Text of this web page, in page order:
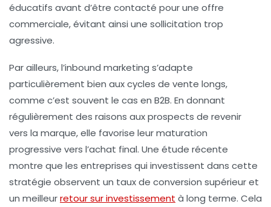
éducatifs avant d’être contacté pour une offre
commerciale, évitant ainsi une sollicitation trop
agressive.
Par ailleurs, l’inbound marketing s’adapte
particulièrement bien aux cycles de vente longs,
comme c’est souvent le cas en B2B. En donnant
régulièrement des raisons aux prospects de revenir
vers la marque, elle favorise leur maturation
progressive vers l’achat final. Une étude récente
montre que les entreprises qui investissent dans cette
stratégie observent un taux de conversion supérieur et
un meilleurretour sur investissement à long terme. Cela